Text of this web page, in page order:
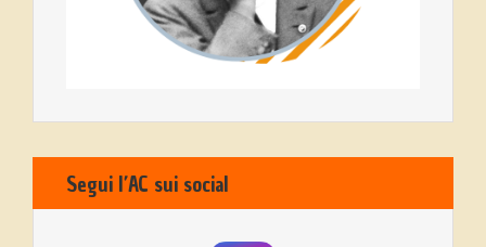
Segui l’AC sui social